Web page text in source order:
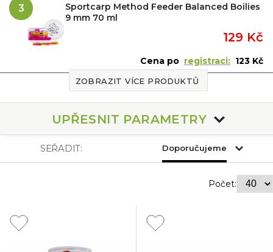
3
Sportcarp Method Feeder Balanced Boilies
9 mm 70 ml
129 Kč
Cena po registraci: 123 Kč
ZOBRAZIT VÍCE PRODUKTŮ
UPŘESNIT PARAMETRY
SEŘADIT: Doporučujeme
Počet: